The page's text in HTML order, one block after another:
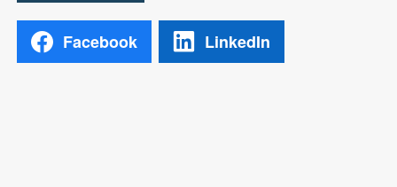
Facebook LinkedIn